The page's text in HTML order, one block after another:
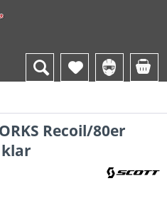
Recoil/80er